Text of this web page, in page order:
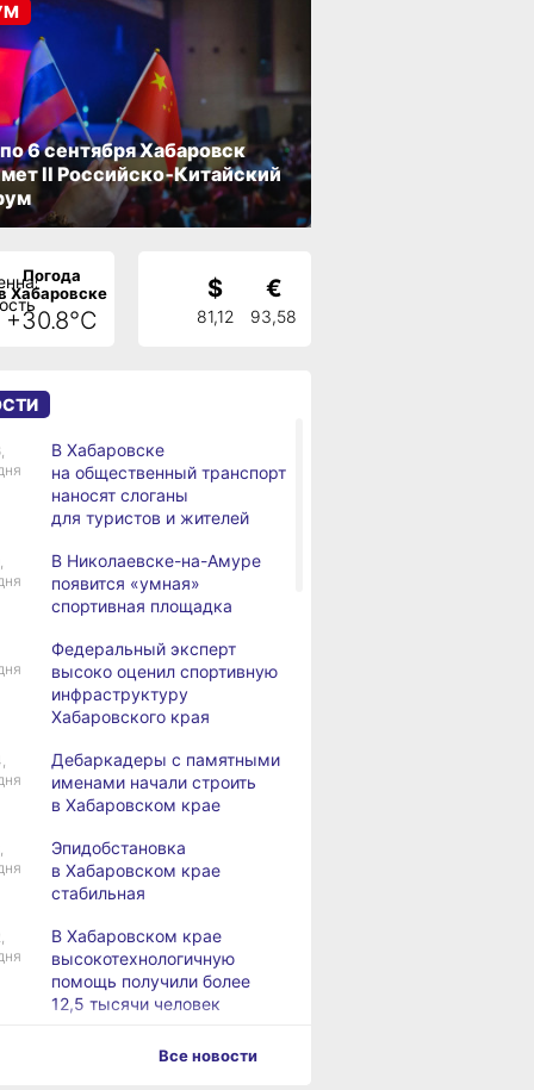
6 сентября Хабаровск
II Российско‑Китайский
Погода
Хабаровске
+30.8°C
$
81,12
€
93,58
В Хабаровске
на общественный транспорт
наносят слоганы
для туристов и жителей
В Николаевске-на-Амуре
появится «умная»
спортивная площадка
Федеральный эксперт
высоко оценил спортивную
инфраструктуру
Хабаровского края
Дебаркадеры с памятными
именами начали строить
в Хабаровском крае
Эпидобстановка
в Хабаровском крае
стабильная
В Хабаровском крае
высокотехнологичную
помощь получили более
12,5 тысячи человек
Уровень АмураВсе новости